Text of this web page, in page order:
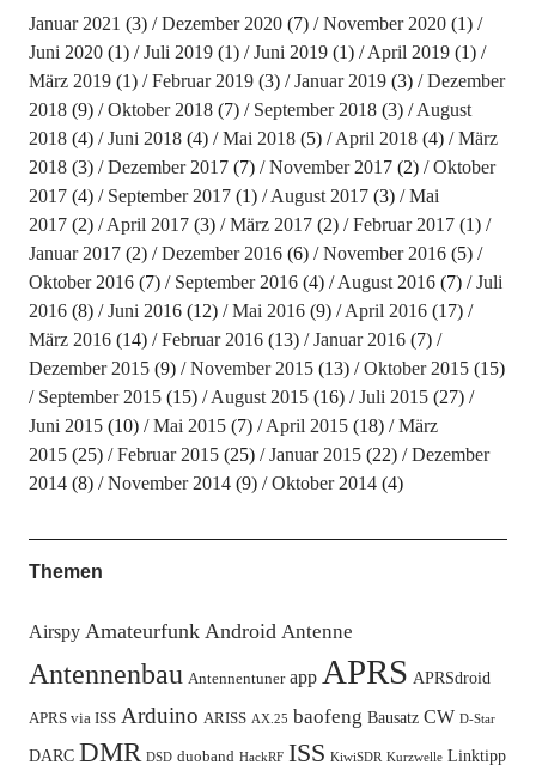
Januar 2021 (3) Dezember 2020(7) November 2020(1)
Juni 2020(1) Juli 2019(1) Juni 2019(1) April 2019(1)
März 2019(1) Februar 2019(3) Januar 2019(3)
Dezember
2018(9) Oktober 2018(7) September 2018(3)
August
2018(4) Juni 2018(4) Mai 2018(5) April 2018(4)
März
2018(3) Dezember 2017(7) November 2017(2)
Oktober
2017(4) September 2017(1) August 2017(3)
Mai
2017(2) April 2017(3) März 2017(2) Februar 2017(1)
Januar 2017(2) Dezember 2016(6) November 2016(5)
Oktober 2016(7) September 2016(4) August 2016(7)
Juli
2016(8) Juni 2016(12) Mai 2016(9) April 2016(17)
März 2016(14) Februar 2016(13) Januar 2016(7)
Dezember 2015(9) November 2015(13) Oktober 2015(15)
September 2015(15) August 2015(16) Juli 2015(27)
Juni 2015(10) Mai 2015(7) April 2015(18)
März
2015(25) Februar 2015(25) Januar 2015(22)
Dezember
2014(8) November 2014(9) Oktober 2014(4)
Themen
Airspy Amateurfunk Android Antenne
Antennenbau Antennentuner app APRS APRSdroid
APRS via ISS Arduino ARISS AX.25 baofeng Bausatz CW D-Star
DARC DMR DSD duoband HackRF ISS KiwiSDR Kurzwelle Linktipp